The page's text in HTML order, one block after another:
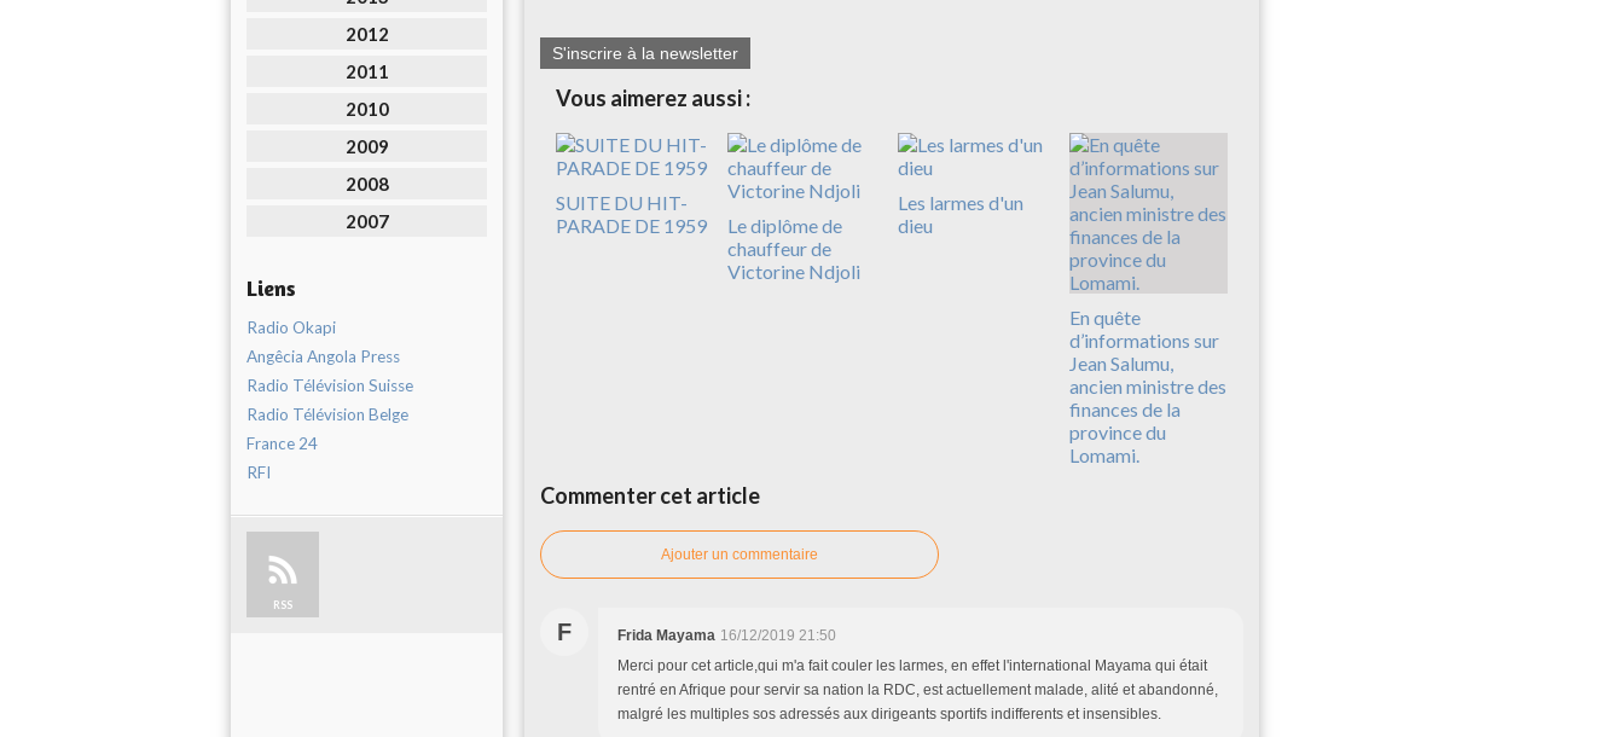
2012
2011
2010
2009
2008
2007
Liens
Radio Okapi
Angêcia Angola Press
Radio Télévision Suisse
Radio Télévision Belge
France 24
RFI
RSS
S'inscrire à la newsletter
Vous aimerez aussi :
SUITE DU HIT-
PARADE DE 1959
Le diplôme de
chauffeur de
Victorine Ndjoli
Les larmes d'un
dieu
En quête
d’informations sur
Jean Salumu,
ancien ministre des
finances de la
province du
Lomami.
Commenter cet article
Ajouter un commentaire
F Frida Mayama 16/12/2019 21:50
Merci pour cet article,qui m'a fait couler les larmes, en effet l'international Mayama qui était
rentré en Afrique pour servir sa nation la RDC, est actuellement malade, alité et abandonné,
malgré les multiples sos adressés aux dirigeants sportifs indifferents et insensibles.